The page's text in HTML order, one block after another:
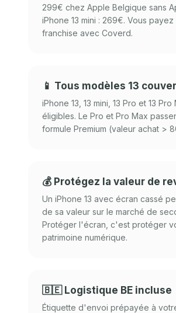
299€ chez Apple Belgique sans
iPhone 13 mini : 269€. Vous
franchise avec Coverd.
📱 Tous modèles 13
iPhone 13, 13 mini, 13 Pro et 13 Pro
éligibles. Le Pro et Pro Max
formule Premium (valeur achat >
💰 Protégez la valeur de
Un iPhone 13 avec écran cassé
de sa valeur sur le marché de
Protéger l'écran, c'est protéger
patrimoine numérique.
🇧🇪 Logistique BE incluse
Étiquette d'envoi prépayée à